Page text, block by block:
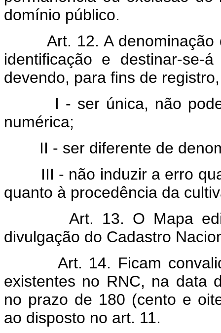
domínio público.
Art. 12. A
identificação e destinar-se-
devendo, para fins de
I - ser única, não
numérica;
II - ser diferente de
III - não induzir a erro
quanto à procedência da
Art. 13. O Mapa
divulgação do Cadastro
Art. 14. Ficam
existentes no RNC, na data
no prazo de 180 (cento e
ao disposto no art. 11.